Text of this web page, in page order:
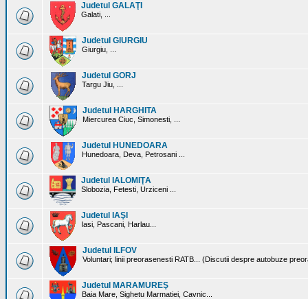
Judetul GALAŢI
Galati, ...
Judetul GIURGIU
Giurgiu, ...
Judetul GORJ
Targu Jiu, ...
Judetul HARGHITA
Miercurea Ciuc, Simonesti, ...
Judetul HUNEDOARA
Hunedoara, Deva, Petrosani ...
Judetul IALOMIŢA
Slobozia, Fetesti, Urziceni ...
Judetul IAŞI
Iasi, Pascani, Harlau...
Judetul ILFOV
Voluntari; linii preorasenesti RATB... (Discutii despre autobuze
Judetul MARAMUREŞ
Baia Mare, Sighetu Marmatiei, Cavnic...